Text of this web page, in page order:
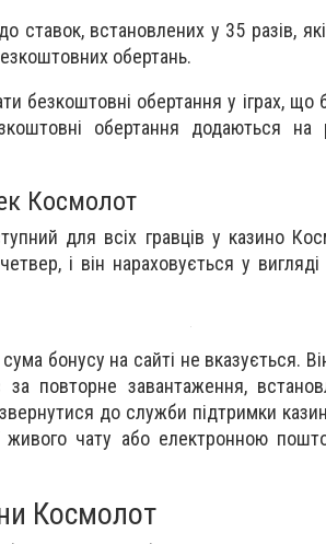
ставок, встановлених у 35 разів,
обертань.
безкоштовні обертання у іграх, що
обертання додаються
Космолот
для всіх гравців у казино
і він нараховується у
бонусу на сайті не вказується.
за повторне завантаження,
до служби підтримки
живого чату або електронною
Космолот